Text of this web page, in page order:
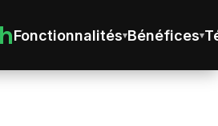
Fonctionnalités Bénéfices